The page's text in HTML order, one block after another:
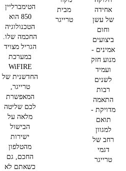
אחידה
של עשן
וחום
ביצועים
אמינים -
מנוע חזק
ועמיד
לשנים
רבות
התאמה
מדויקת -
תואם
למגוון
רחב של
דגמי
טרייגר
מבית
טרייגר
הטימברליין
850 הוא
הטכנולוגיה
החכמה שלו.
הגריל מצויד
במערכת
WiFIRE
החדשנית של
טרייגר,
המאפשרת
לכם שליטה
מלאה על
הבישול
ישירות
מהטלפון
החכם, גם
כשאתם לא